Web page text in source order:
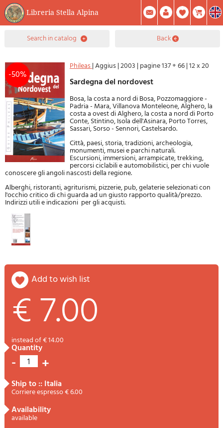
Libreria Stella Alpina
0Item(s) In Your Cart
Summary
Facebook
Create Account Mod. Password
search in catalog back
-50%
Phileas|Aggius|2003 | pagine 137 + 66|12 x 20
Sardegna del nordovest
Bosa, la costa a nord di Bosa, Pozzomaggiore -
Padria - Mara, Villanova Monteleone, Alghero, la
costa a ovest di Alghero, la costa a nord di Porto
Conte, Stintino, Isola dell'Asinara, Porto Torres,
Sassari, Sorso - Sennori, Castelsardo.
Città, paesi, storia, tradizioni, archeologia,
monumenti, musei e parchi naturali.
Escursioni, immersioni, arrampicate, trekking,
percorsi ciclabili e automobilistici, per chi vuole
conoscere gli angoli nascosti della regione.
Alberghi, ristoranti, agriturismi, pizzerie, pub, gelaterie selezionati con
l'occhio critico di chi guarda ad un giusto rapporto qualità/prezzo.
Indirizzi utili e indicazioni per gli acquisti.
add to wish list
€ 7.00
instead of € 14.00
quantity
- 1 +
ship to :: Italia
Corriere espresso € 6.00
availability
available